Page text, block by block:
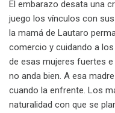
El embarazo desata una
juego los vínculos con
la mamá de Lautaro
comercio y cuidando a
de esas mujeres fuertes
no anda bien. A esa
cuando la enfrente. Los
naturalidad con que se